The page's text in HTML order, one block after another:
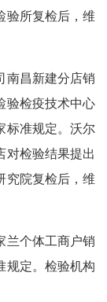
验所复检后，维
昌新建分店销
验检疫技术中心
标准规定。沃尔
对检验结果提出
究院复检后，维
个体工商户销
规定。检验机构